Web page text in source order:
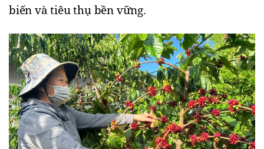
biến và tiêu thụ bền vững.